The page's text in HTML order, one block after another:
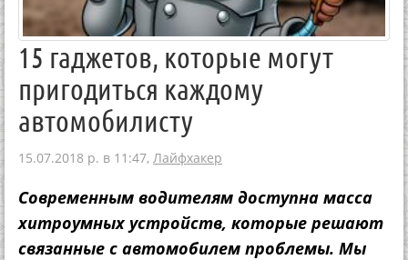
15 гаджетов, которые могут
пригодиться каждому
автомобилисту
15.07.2018 р. в 11:47, Лайфхакер
Современным водителям доступна масса
хитроумных устройств, которые решают
связанные с автомобилем проблемы. Мы